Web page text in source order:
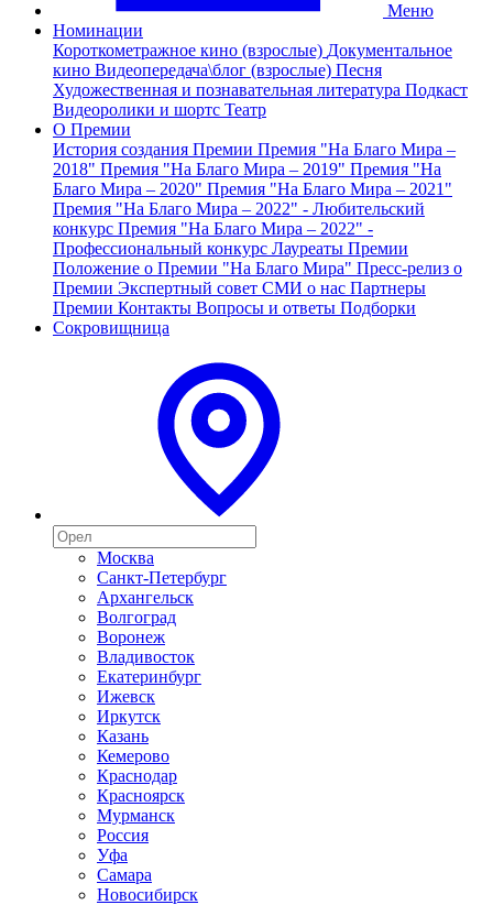
Меню
Номинации
Короткометражное кино (взрослые) Документальное
кино Видеопередача\блог (взрослые) Песня
Художественная и познавательная литература Подкаст
Видеоролики и шортс Театр
О Премии
История создания Премии Премия "На Благо Мира –
2018" Премия "На Благо Мира – 2019" Премия "На
Благо Мира – 2020" Премия "На Благо Мира – 2021"
Премия "На Благо Мира – 2022" - Любительский
конкурс Премия "На Благо Мира – 2022" -
Профессиональный конкурс Лауреаты Премии
Положение о Премии "На Благо Мира" Пресс-релиз о
Премии Экспертный совет СМИ о нас Партнеры
Премии Контакты Вопросы и ответы Подборки
Сокровищница
Москва
Санкт-Петербург
Архангельск
Волгоград
Воронеж
Владивосток
Екатеринбург
Ижевск
Иркутск
Казань
Кемерово
Краснодар
Красноярск
Мурманск
Россия
Уфа
Самара
Новосибирск